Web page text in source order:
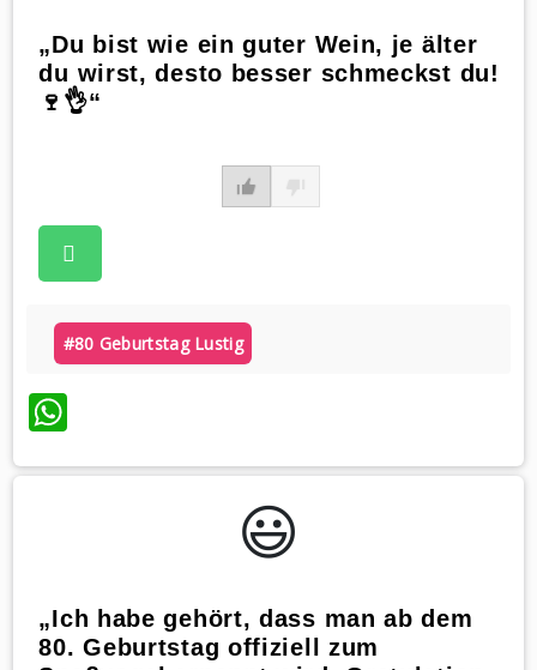
„Du bist wie ein guter Wein, je älter
du wirst, desto besser schmeckst du!
🍷👌“
#80 Geburtstag Lustig
WhatsApp
😃️
„Ich habe gehört, dass man ab dem
80. Geburtstag offiziell zum